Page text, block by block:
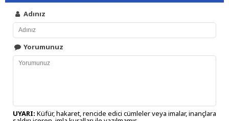
Adınız
Yorumunuz
UYARI: Küfür, hakaret, rencide edici cümleler veya imalar, inançlara